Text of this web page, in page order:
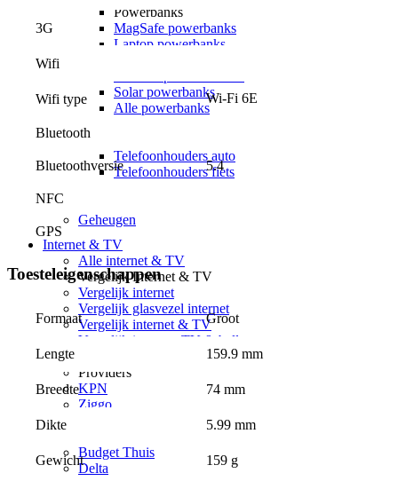
Powerbanks
MagSafe powerbanks
Laptop powerbanks
Solar powerbanks
Alle powerbanks
Telefoonhouders auto
Telefoonhouders fiets
Geheugen
Internet & TV
Alle internet & TV
Vergelijk Internet & TV
Vergelijk internet
Vergelijk glasvezel internet
Vergelijk internet & TV
Vergelijk internet, TV & bellen
5G Klik&Klaar internet
Providers
KPN
Ziggo
Budget Thuis
Delta
3G
Wifi
Wifi type Wi-Fi 6E
Bluetooth
Bluetoothversie 5.4
NFC
GPS
Toesteleigenschappen
Formaat Groot
Lengte 159.9 mm
Breedte 74 mm
Dikte 5.99 mm
Gewicht 159 g